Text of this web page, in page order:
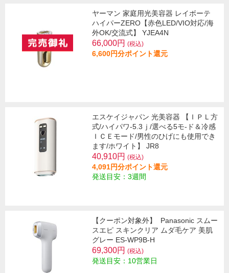
ヤーマン 家庭用光美容器 レイボーテ
ハイパーZERO【赤色LED/VIO対応/海
外OK/交流式】 YJEA4N
66,000円 (税込)
6,600円分ポイント還元
エスケイジャパン 光美容器 【ＩＰＬ方
式/ハイパワ-5.3ｊ/選べる5モ-ド＆冷感
ＩＣＥモード/男性のひげにも使用でき
ます/ホワイト】 JR8
40,910円 (税込)
4,091円分ポイント還元
発送目安：3週間
【クーポン対象外】
Panasonic スムー
スエピ スキンクリア ムダ毛ケア 美肌
グレー ES-WP9B-H
69,300円 (税込)
発送目安：10営業日